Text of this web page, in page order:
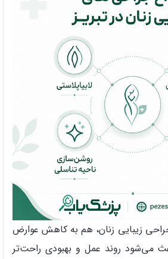
زیبایی زنان، هم به کاهش عوارض
می‌شود روند عمل و بهبودی راحت‌تر